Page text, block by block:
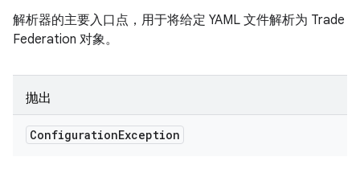
解析器的主要入口点，用于将给定 YAML 文件解析为 Trade
Federation 对象。
抛出
ConfigurationException